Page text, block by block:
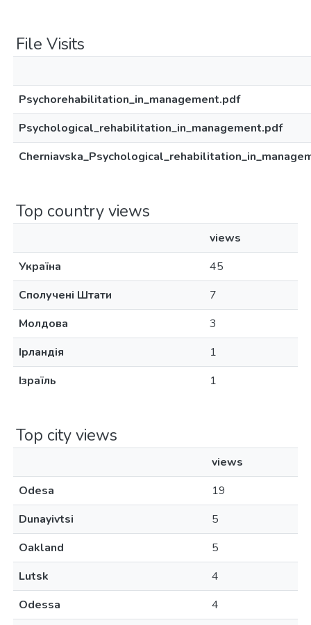
File Visits
Psychorehabilitation_in_management.pdf
Psychological_rehabilitation_in_management.pdf
Top country views
views
Україна
45
Сполучені Штати
7
Молдова
3
Ірландія
1
Ізраїль
1
Top city views
views
Odesa
19
Dunayivtsi
5
Oakland
5
Lutsk
4
Odessa
4